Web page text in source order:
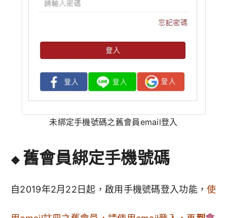
未綁定手機號碼之舊會員email登入
◆ 舊會員綁定手機號碼
自2019年2月22日起，啟用手機號碼登入功能，使